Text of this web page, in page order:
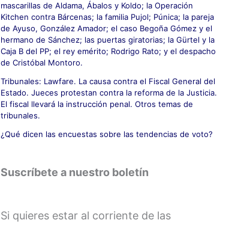
mascarillas de Aldama, Ábalos y Koldo; la Operación
Kitchen contra Bárcenas; la familia Pujol; Púnica; la pareja
de Ayuso, González Amador; el caso Begoña Gómez y el
hermano de Sánchez; las puertas giratorias; la Gürtel y la
Caja B del PP; el rey emérito; Rodrigo Rato; y el despacho
de Cristóbal Montoro.
Tribunales: Lawfare. La causa contra el Fiscal General del
Estado. Jueces protestan contra la reforma de la Justicia.
El fiscal llevará la instrucción penal. Otros temas de
tribunales.
¿Qué dicen las encuestas sobre las tendencias de voto?
Suscríbete a nuestro boletín
Si quieres estar al corriente de las